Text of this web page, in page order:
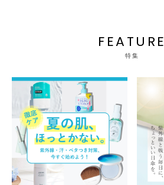
FEATURE
特集